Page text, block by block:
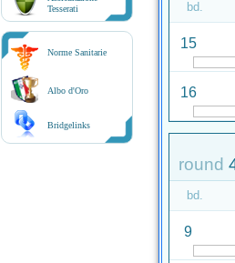
Tesserati
Norme Sanitarie
Albo d'Oro
Bridgelinks
bd.
15
16
round
bd.
9